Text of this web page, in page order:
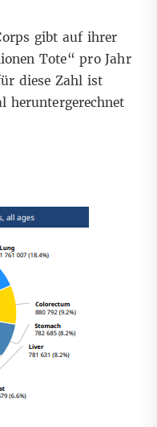
gibt auf ihrer
Tote“ pro Jahr
diese Zahl ist
heruntergerechnet